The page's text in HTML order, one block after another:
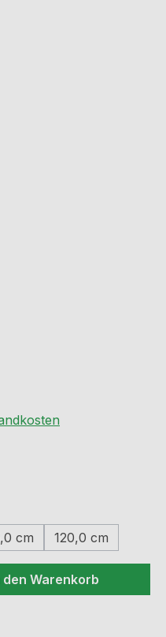
cm 120,0 cm
den
den Warenkorb